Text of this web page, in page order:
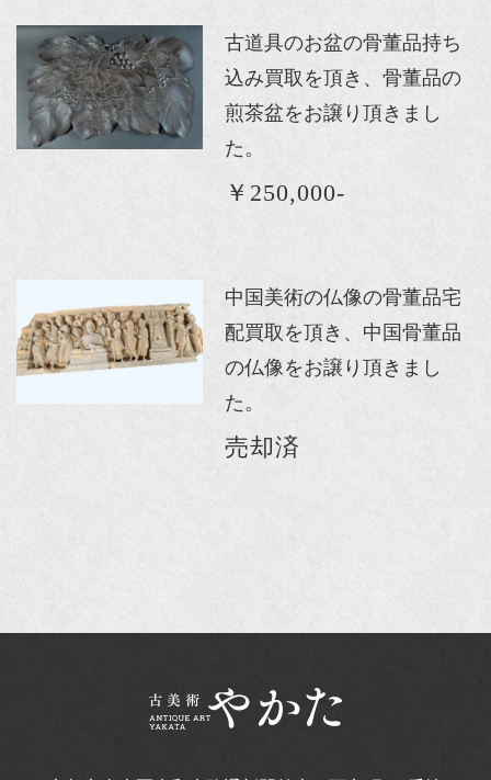
古道具のお盆の骨董品持ち
込み買取を頂き、骨董品の
煎茶盆をお譲り頂きまし
た。
￥250,000-
中国美術の仏像の骨董品宅
配買取を頂き、中国骨董品
の仏像をお譲り頂きまし
た。
売却済